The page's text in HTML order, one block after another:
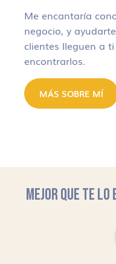
Me encantaría
negocio, y
clientes lleguen a
encontrarlos.
MÁS SOBRE MÍ
MEJOR QUE TE